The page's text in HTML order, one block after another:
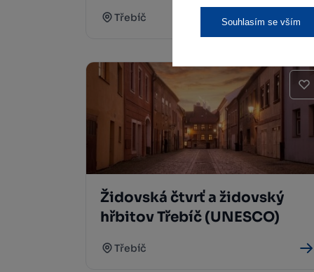
Souhlasím se vším
Třebíč
Židovská čtvrť a židovský
hřbitov Třebíč (UNESCO)
Třebíč